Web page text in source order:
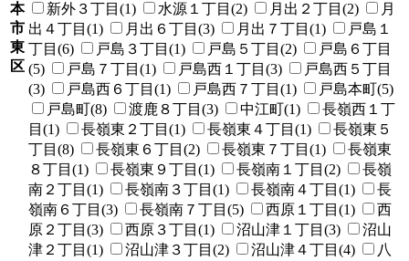
本
市
東
区
新外３丁目(1)
水源１丁目(2) 月出２丁目(2)
月
出４丁目(1)
月出６丁目(3) 月出７丁目(1)
戸島１
丁目(6)
戸島３丁目(1) 戸島５丁目(2)
戸島６丁目
(5)
戸島７丁目(1) 戸島西１丁目(3)
戸島西５丁目
(3)
戸島西６丁目(1) 戸島西７丁目(1)
戸島本町(5)
戸島町(8)
渡鹿８丁目(3) 中江町(1)
長嶺西１丁
目(1)
長嶺東２丁目(1) 長嶺東４丁目(1)
長嶺東５
丁目(8)
長嶺東６丁目(2) 長嶺東７丁目(1)
長嶺東
８丁目(1)
長嶺東９丁目(1) 長嶺南１丁目(2)
長嶺
南２丁目(1)
長嶺南３丁目(1) 長嶺南４丁目(1)
長
嶺南６丁目(3)
長嶺南７丁目(5) 西原１丁目(1)
西
原２丁目(3)
西原３丁目(1) 沼山津１丁目(3)
沼山
津２丁目(1)
沼山津３丁目(2) 沼山津４丁目(4)
八